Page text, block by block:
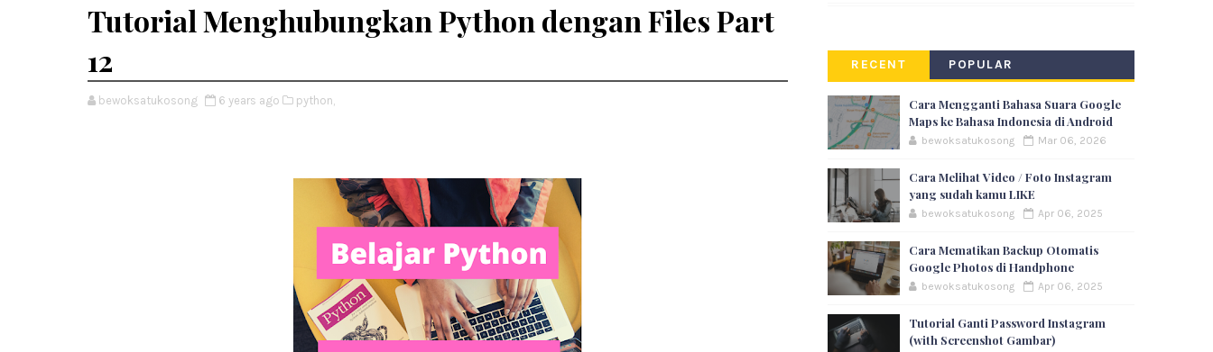
Tutorial Menghubungkan Python dengan Files Part
12
bewoksatukosong 6 years ago python,
RECENT POPULAR
Cara Mengganti Bahasa Suara Google
Maps ke Bahasa Indonesia di Android
bewoksatukosong Mar 06, 2026
Cara Melihat Video / Foto Instagram
yang sudah kamu LIKE
bewoksatukosong Apr 06, 2025
Cara Mematikan Backup Otomatis
Google Photos di Handphone
bewoksatukosong Apr 06, 2025
Tutorial Ganti Password Instagram
(with Screenshot Gambar)